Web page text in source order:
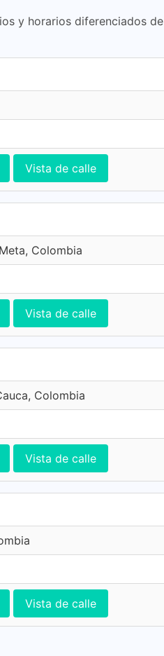
y horarios diferenciados de
Vista de calle
Colombia
Vista de calle
Colombia
Vista de calle
Vista de calle